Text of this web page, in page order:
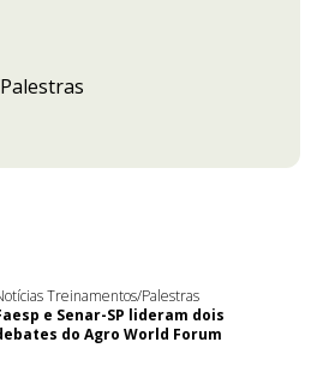
Treinamentos/Palestras
e Senar-SP lideram dois
do Agro World Forum